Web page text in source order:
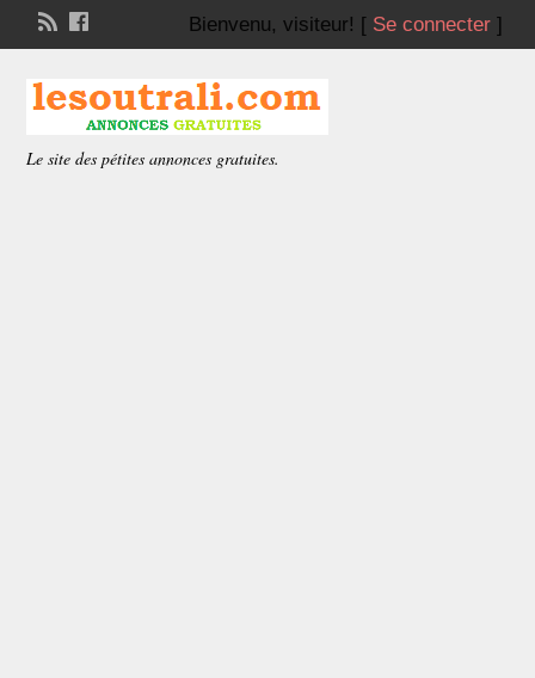
Bienvenu, visiteur! [ Se connecter]
Le site des pétites annonces gratuites.